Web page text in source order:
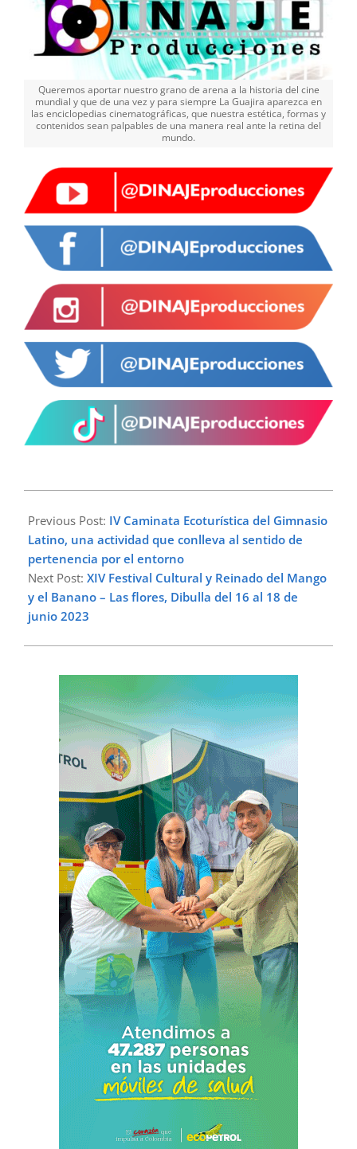
Queremos aportar nuestro grano de arena a la historia del cine
mundial y que de una vez y para siempre La Guajira aparezca en
las enciclopedias cinematográficas, que nuestra estética, formas y
contenidos sean palpables de una manera real ante la retina del
mundo.
06-
16
Previous Post: IV Caminata Ecoturística del Gimnasio
Latino, una actividad que conlleva al sentido de
pertenencia por el entorno
Next Post: XIV Festival Cultural y Reinado del Mango
y el Banano – Las flores, Dibulla del 16 al 18 de
junio 2023